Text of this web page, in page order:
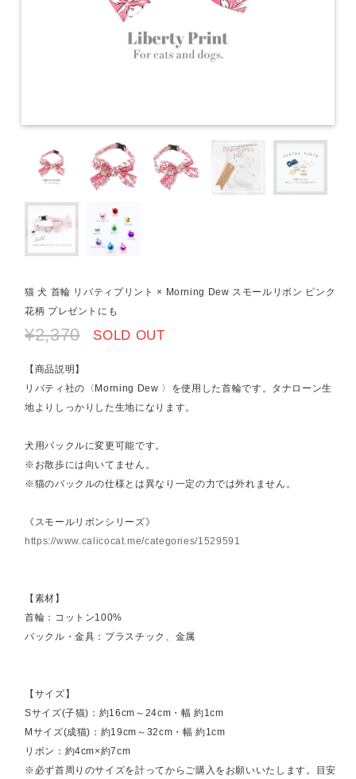
猫 犬 首輪 リバティプリント × Morning Dew スモールリボン ピンク
花柄 プレゼントにも
¥2,370 SOLD OUT
【商品説明】
リバティ社の〈Morning Dew 〉を使用した首輪です。タナローン生
地よりしっかりした生地になります。
犬用バックルに変更可能です。
※お散歩には向いてません。
※猫のバックルの仕様とは異なり一定の力では外れません。
《スモールリボンシリーズ》
https://www.calicocat.me/categories/1529591
【素材】
首輪：コットン100%
バックル・金具：プラスチック、金属
【サイズ】
Sサイズ(子猫)：約16cm～24cm・幅 約1cm
Mサイズ(成猫)：約19cm～32cm・幅 約1cm
リボン：約4cm×約7cm
※必ず首周りのサイズを計ってからご購入をお願いいたします。目安